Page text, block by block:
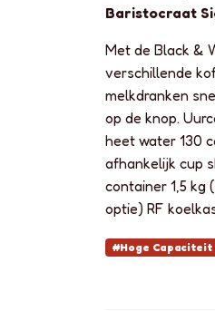
Baristocraat
Met de Black &
verschillende
melkdranken
op de knop.
heet water 130
afhankelijk cup
container 1,5 kg
optie) RF
#Hoge Capaciteit